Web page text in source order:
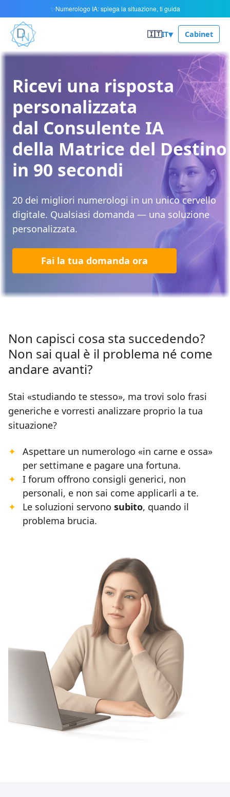
🇮🇹IT▾ Cabinet
Ricevi una risposta
personalizzata
dal Consulente IA
della Matrice del Destino
in 90 secondi
20 dei migliori numerologi in un unico cervello
digitale. Qualsiasi domanda — una soluzione
personalizzata.
Fai la tua domanda ora
Non capisci cosa sta succedendo?
Non sai qual è il problema né come
andare avanti?
Stai «studiando te stesso», ma trovi solo frasi
generiche e vorresti analizzare proprio la tua
situazione?
Aspettare un numerologo «in carne e ossa»
per settimane e pagare una fortuna.
I forum offrono consigli generici, non
personali, e non sai come applicarli a te.
Le soluzioni servono subito, quando il
problema brucia.
✨Numerologo IA: spiega la situazione, ti guida